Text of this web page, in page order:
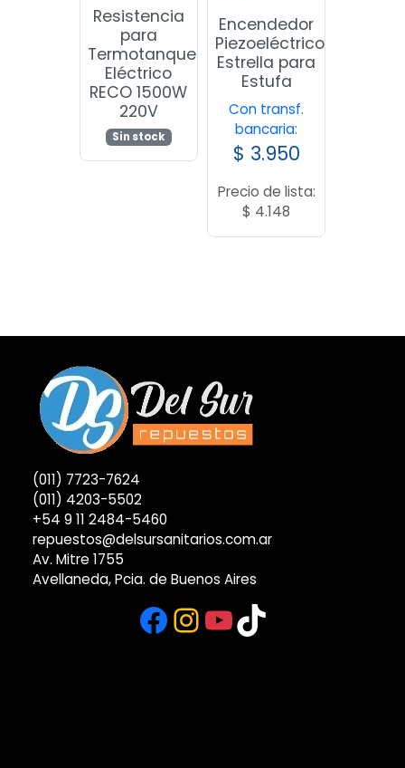
Resistencia
para
Termotanque
Eléctrico
RECO 1500W
220V
Sin stock
Encendedor
Piezoeléctrico
Estrella para
Estufa
Con transf.
bancaria:
$ 3.950
Precio de lista:
$ 4.148
(011) 7723-7624
(011) 4203-5502
+54 9 11 2484-5460
repuestos@delsursanitarios.com.ar
Av. Mitre 1755
Avellaneda, Pcia. de Buenos Aires
Facebook
Instagram
YouTube
TikTok